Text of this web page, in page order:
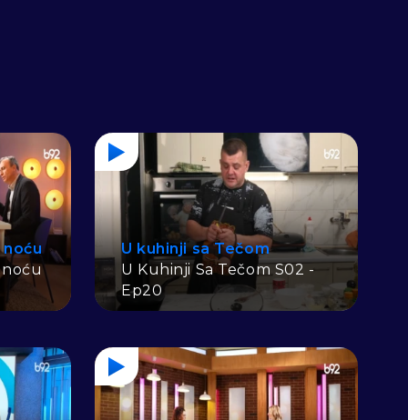
noću
noću
U kuhinji sa Tečom
U Kuhinji Sa Tečom S02 -
Ep20